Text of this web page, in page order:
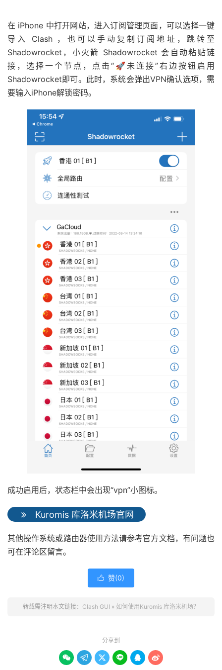
在 iPhone 中打开网站，进入订阅管理页面，可以选择一键
导入 Clash ，也可以手动复制订阅地址，跳转至
Shadowrocket，小火箭 Shadowrocket 会自动粘贴链
接，选择一个节点，点击“🚀未连接”右边按钮启用
Shadowrocket即可。此时，系统会弹出VPN确认选项，需
要输入iPhone解锁密码。
成功启用后，状态栏中会出现“vpn”小图标。
Kuromis 库洛米机场官网
其他操作系统或路由器使用方法请参考官方文档，有问题也
可在评论区留言。
 赞(0)
转载需注明本文链接： Clash GUI » 如何使用Kuromis 库洛米机场？
分享到
     